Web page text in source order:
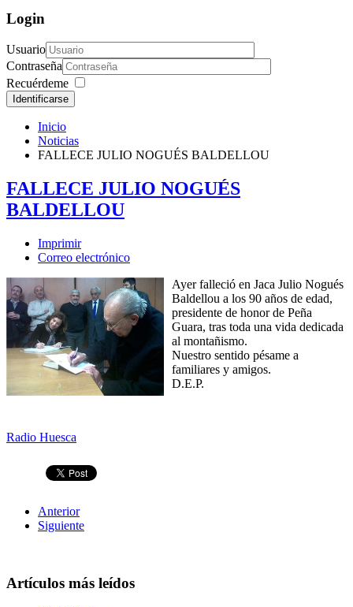
Login
Usuario
Contraseña
Recuérdeme
Identificarse
Inicio
Noticias
FALLECE JULIO NOGUÉS BALDELLOU
FALLECE JULIO NOGUÉS
BALDELLOU
Imprimir
Correo electrónico
Ayer falleció en Jaca Julio Nogués
Baldellou a los 90 años de edad,
presidente de honor de Peña
Guara, tras toda una vida dedicada
al montañismo.
Nuestro sentido pésame a
familiares y amigos.
D.E.P.
Radio Huesca
Anterior
Siguiente
Artículos más leídos